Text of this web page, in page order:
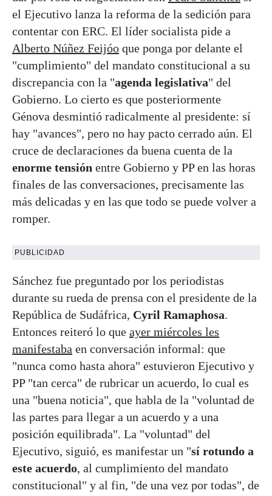
el Ejecutivo lanza la reforma de la sedición para
contentar con ERC. El líder socialista pide a
Alberto Núñez Feijóo que ponga por delante el
"cumplimiento" del mandato constitucional a su
discrepancia con la "agenda legislativa" del
Gobierno. Lo cierto es que posteriormente
Génova desmintió radicalmente al presidente: sí
hay "avances", pero no hay pacto cerrado aún. El
cruce de declaraciones da buena cuenta de la
enorme tensión entre Gobierno y PP en las horas
finales de las conversaciones, precisamente las
más delicadas y en las que todo se puede volver a
romper.
PUBLICIDAD
Sánchez fue preguntado por los periodistas
durante su rueda de prensa con el presidente de la
República de Sudáfrica, Cyril Ramaphosa.
Entonces reiteró lo que ayer miércoles les
manifestaba en conversación informal: que
"nunca como hasta ahora" estuvieron Ejecutivo y
PP "tan cerca" de rubricar un acuerdo, lo cual es
una "buena noticia", que habla de la "voluntad de
las partes para llegar a un acuerdo y a una
posición equilibrada". La "voluntad" del
Ejecutivo, siguió, es manifestar un "sí rotundo a
este acuerdo, al cumplimiento del mandato
constitucional" y al fin, "de una vez por todas", de